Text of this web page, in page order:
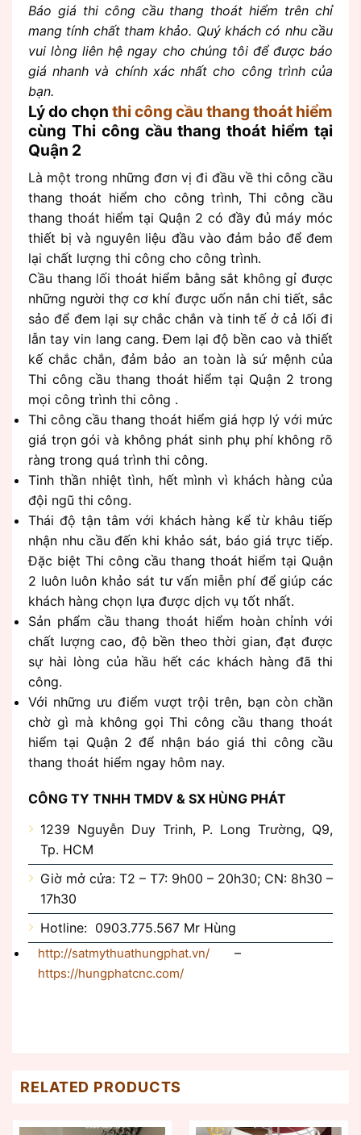
Báo giá thi công cầu thang thoát hiểm trên chỉ
mang tính chất tham khảo. Quý khách có nhu cầu
vui lòng liên hệ ngay cho chúng tôi để được báo
giá nhanh và chính xác nhất cho công trình của
bạn.
Lý do chọn thi công cầu thang thoát hiểm
cùng Thi công cầu thang thoát hiểm tại
Quận 2
Là một trong những đơn vị đi đầu về thi công cầu
thang thoát hiểm cho công trình, Thi công cầu
thang thoát hiểm tại Quận 2 có đầy đủ máy móc
thiết bị và nguyên liệu đầu vào đảm bảo để đem
lại chất lượng thi công cho công trình.
Cầu thang lối thoát hiểm bằng sắt không gỉ được
những người thợ cơ khí được uốn nắn chi tiết, sắc
sảo để đem lại sự chắc chắn và tinh tế ở cả lối đi
lẫn tay vin lang cang. Đem lại độ bền cao và thiết
kế chắc chắn, đảm bảo an toàn là sứ mệnh của
Thi công cầu thang thoát hiểm tại Quận 2 trong
mọi công trình thi công .
Thi công cầu thang thoát hiểm giá hợp lý với mức
giá trọn gói và không phát sinh phụ phí không rõ
ràng trong quá trình thi công.
Tinh thần nhiệt tình, hết mình vì khách hàng của
đội ngũ thi công.
Thái độ tận tâm với khách hàng kể từ khâu tiếp
nhận nhu cầu đến khi khảo sát, báo giá trực tiếp.
Đặc biệt Thi công cầu thang thoát hiểm tại Quận
2 luôn luôn khảo sát tư vấn miễn phí để giúp các
khách hàng chọn lựa được dịch vụ tốt nhất.
Sản phẩm cầu thang thoát hiểm hoàn chỉnh với
chất lượng cao, độ bền theo thời gian, đạt được
sự hài lòng của hầu hết các khách hàng đã thi
công.
Với những ưu điểm vượt trội trên, bạn còn chần
chờ gì mà không gọi Thi công cầu thang thoát
hiểm tại Quận 2 để nhận báo giá thi công cầu
thang thoát hiểm ngay hôm nay.
CÔNG TY TNHH TMDV & SX HÙNG PHÁT
1239 Nguyễn Duy Trinh, P. Long Trường, Q9,
Tp. HCM
Giờ mở cửa: T2 – T7: 9h00 – 20h30; CN: 8h30 –
17h30
Hotline: 0903.775.567 Mr Hùng
http://satmythuathungphat.vn/ –
https://hungphatcnc.com/
RELATED PRODUCTS